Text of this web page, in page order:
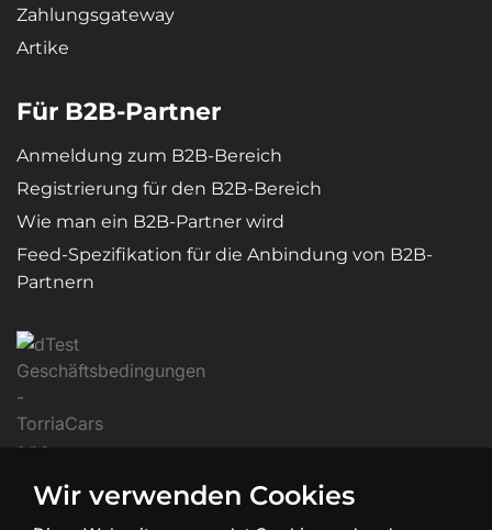
Zahlungsgateway
Artike
Für B2B-Partner
Anmeldung zum B2B-Bereich
Registrierung für den B2B-Bereich
Wie man ein B2B-Partner wird
Feed-Spezifikation für die Anbindung von B2B-
Partnern
Wir verwenden Cookies